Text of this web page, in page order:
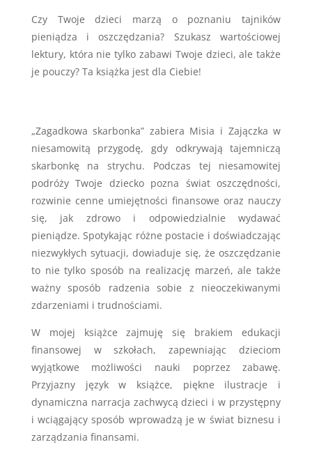
Czy Twoje dzieci marzą o poznaniu tajników
pieniądza i oszczędzania? Szukasz wartościowej
lektury, która nie tylko zabawi Twoje dzieci, ale także
je pouczy? Ta książka jest dla Ciebie!
„Zagadkowa skarbonka” zabiera Misia i Zajączka w
niesamowitą przygodę, gdy odkrywają tajemniczą
skarbonkę na strychu. Podczas tej niesamowitej
podróży Twoje dziecko pozna świat oszczędności,
rozwinie cenne umiejętności finansowe oraz nauczy
się, jak zdrowo i odpowiedzialnie wydawać
pieniądze. Spotykając różne postacie i doświadczając
niezwykłych sytuacji, dowiaduje się, że oszczędzanie
to nie tylko sposób na realizację marzeń, ale także
ważny sposób radzenia sobie z nieoczekiwanymi
zdarzeniami i trudnościami.
W mojej książce zajmuję się brakiem edukacji
finansowej w szkołach, zapewniając dzieciom
wyjątkowe możliwości nauki poprzez zabawę.
Przyjazny język w książce, piękne ilustracje i
dynamiczna narracja zachwycą dzieci i w przystępny
i wciągający sposób wprowadzą je w świat biznesu i
zarządzania finansami.